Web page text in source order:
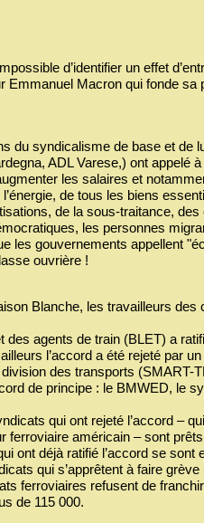
d’identifier un effet
Emmanuel Macron qui fonde sa
du syndicalisme de base et de
ADL Varese,) ont appelé
les salaires et
de tous les biens
de la sous-traitance,
les personnes
les gouvernements appellent
ouvrière !
Blanche, les travailleurs des
agents de train (BLET) a
l’accord a été rejeté par
des transports (SMART-
de principe : le BMWED, le
qui ont rejeté l’accord –
ferroviaire américain – sont
ont déjà ratifié l’accord se
qui s’apprêtent à faire
ferroviaires refusent de
de 115 000.